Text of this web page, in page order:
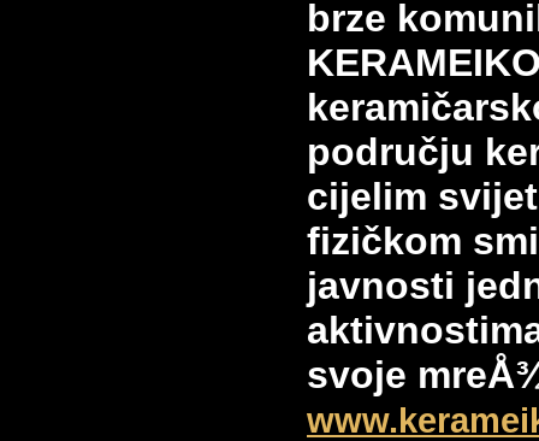
brze
području
cijelim
fizičkom
javnosti
svoje